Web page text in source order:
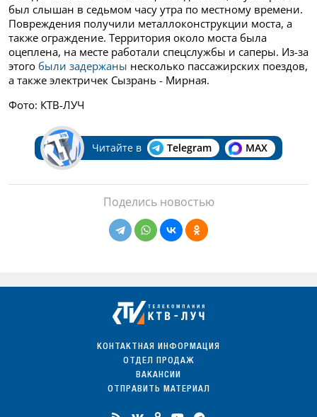
был слышан в седьмом часу утра по местному времени.
Повреждения получили металлоконструкции моста, а
также ограждение. Территория около моста была
оцеплена, на месте работали спецслужбы и саперы. Из-за
этого были задержаны несколько пассажирских поездов,
а также электричек Сызрань - Мирная.
Фото: КТВ-ЛУЧ
Читайте в Telegram MAX
Поделись новостью
КОНТАКТНАЯ ИНФОРМАЦИЯ
ОТДЕЛ ПРОДАЖ
ВАКАНСИИ
ОТПРАВИТЬ МАТЕРИАЛ